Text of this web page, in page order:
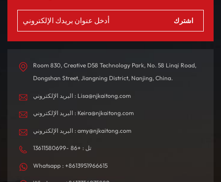
Room 830, Creative D58 Technology Park, No. 58 Linqi Road,
Dongshan Street, Jiangning District, Nanjing, China.
البريد الإلكتروني : Lisa@njkaitong.com
البريد الإلكتروني : Keira@njkaitong.com
البريد الإلكتروني : amy@njkaitong.com
تل : +86 -13611580699
Whatsapp : +8613951966615